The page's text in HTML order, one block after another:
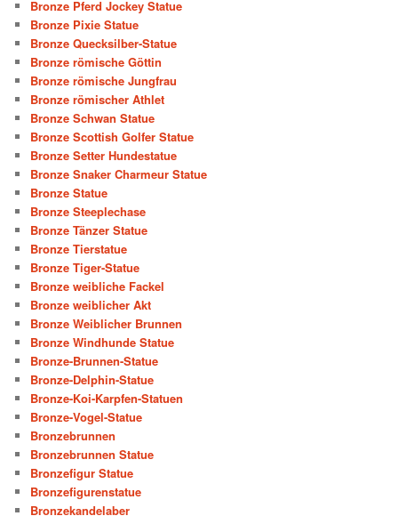
Bronze Pferd Jockey Statue
Bronze Pixie Statue
Bronze Quecksilber-Statue
Bronze römische Göttin
Bronze römische Jungfrau
Bronze römischer Athlet
Bronze Schwan Statue
Bronze Scottish Golfer Statue
Bronze Setter Hundestatue
Bronze Snaker Charmeur Statue
Bronze Statue
Bronze Steeplechase
Bronze Tänzer Statue
Bronze Tierstatue
Bronze Tiger-Statue
Bronze weibliche Fackel
Bronze weiblicher Akt
Bronze Weiblicher Brunnen
Bronze Windhunde Statue
Bronze-Brunnen-Statue
Bronze-Delphin-Statue
Bronze-Koi-Karpfen-Statuen
Bronze-Vogel-Statue
Bronzebrunnen
Bronzebrunnen Statue
Bronzefigur Statue
Bronzefigurenstatue
Bronzekandelaber